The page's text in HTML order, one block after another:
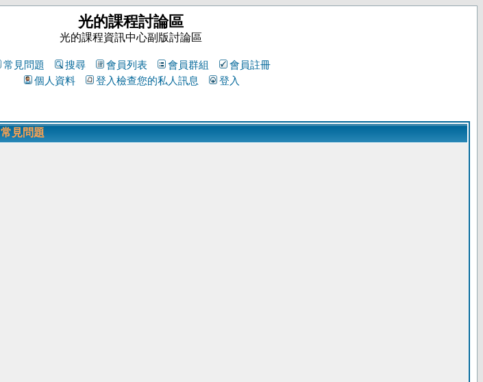
光的課程討論區
光的課程資訊中心副版討論區
常見問題 搜尋 會員列表 會員群組
會員註冊
個人資料
登入檢查您的私人訊息 登入
常見問題